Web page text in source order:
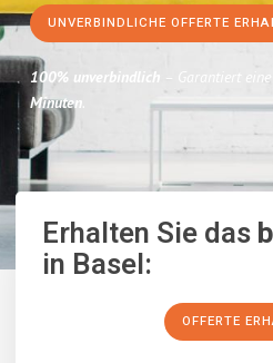
UNVERBINDLICHE OFFERTE
100% unverbindlich – Garantiert
Minuten.
Erhalten Sie das
in Basel:
OFFERTE